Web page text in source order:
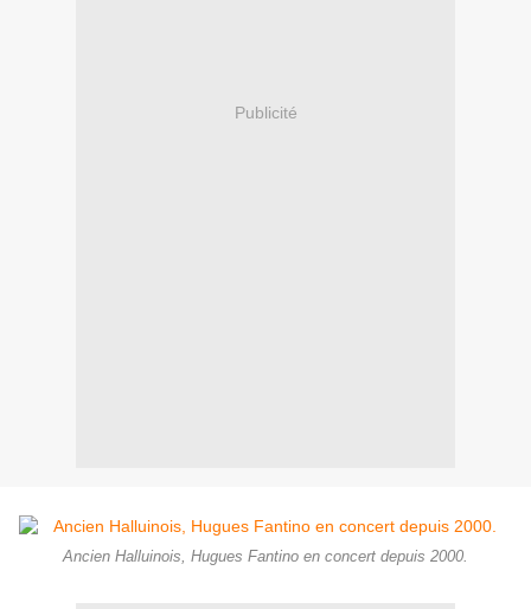
Publicité
Ancien Halluinois, Hugues Fantino en concert depuis 2000.